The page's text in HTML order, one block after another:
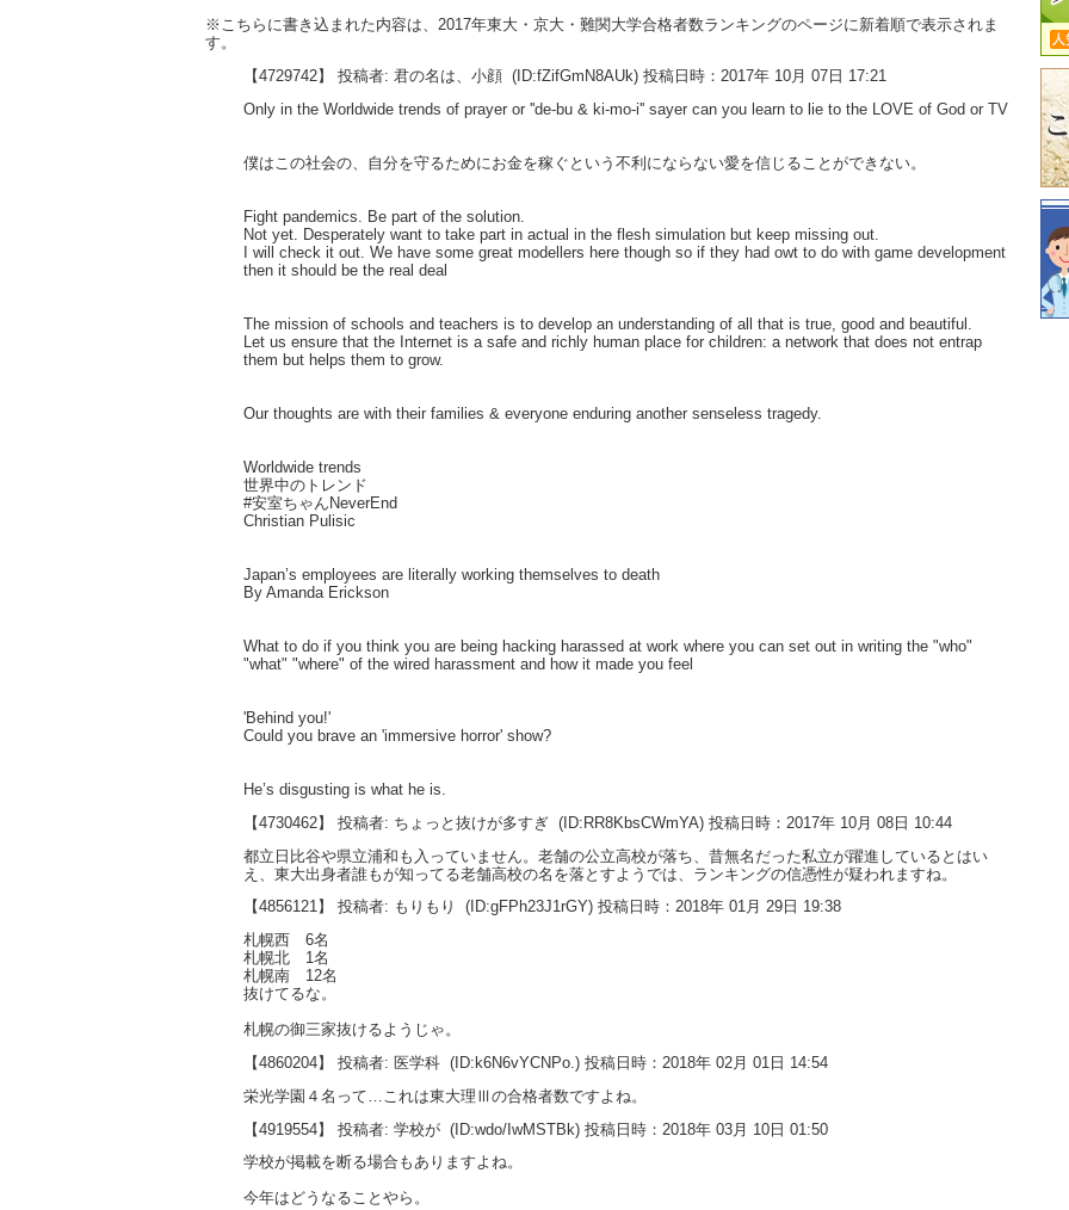
※こちらに書き込まれた内容は、2017年東大・京大・難関大学合格者数ランキングのページに新着順で表示されま
す。
【4729742】 投稿者: 君の名は、小顔 (ID:fZifGmN8AUk) 投稿日時：2017年 10月 07日 17:21
Only in the Worldwide trends of prayer or ''de-bu & ki-mo-i'' sayer can you learn to lie to the LOVE of God or TV
僕はこの社会の、自分を守るためにお金を稼ぐという不利にならない愛を信じることができない。
Fight pandemics. Be part of the solution.
Not yet. Desperately want to take part in actual in the flesh simulation but keep missing out.
I will check it out. We have some great modellers here though so if they had owt to do with game development
then it should be the real deal
The mission of schools and teachers is to develop an understanding of all that is true, good and beautiful.
Let us ensure that the Internet is a safe and richly human place for children: a network that does not entrap
them but helps them to grow.
Our thoughts are with their families & everyone enduring another senseless tragedy.
Worldwide trends
世界中のトレンド
#安室ちゃんNeverEnd
Christian Pulisic
Japan’s employees are literally working themselves to death
By Amanda Erickson
What to do if you think you are being hacking harassed at work where you can set out in writing the "who"
"what" "where" of the wired harassment and how it made you feel
'Behind you!'
Could you brave an 'immersive horror' show?
He’s disgusting is what he is.
【4730462】 投稿者: ちょっと抜けが多すぎ (ID:RR8KbsCWmYA) 投稿日時：2017年 10月 08日 10:44
都立日比谷や県立浦和も入っていません。老舗の公立高校が落ち、昔無名だった私立が躍進しているとはい
え、東大出身者誰もが知ってる老舗高校の名を落とすようでは、ランキングの信憑性が疑われますね。
【4856121】 投稿者: もりもり
(ID:gFPh23J1rGY) 投稿日時：2018年 01月 29日 19:38
札幌西 6名
札幌北 1名
札幌南 12名
抜けてるな。
札幌の御三家抜けるようじゃ。
【4860204】 投稿者: 医学科 (ID:k6N6vYCNPo.) 投稿日時：2018年 02月 01日 14:54
栄光学園４名って…これは東大理Ⅲの合格者数ですよね。
【4919554】 投稿者: 学校が (ID:wdo/IwMSTBk) 投稿日時：2018年 03月 10日 01:50
学校が掲載を断る場合もありますよね。
今年はどうなることやら。